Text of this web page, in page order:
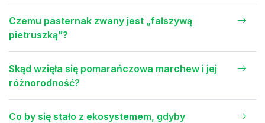
Czemu pasternak zwany jest „fałszywą
pietruszką”?
Skąd wzięła się pomarańczowa marchew i jej
różnorodność?
Co by się stało z ekosystemem, gdyby